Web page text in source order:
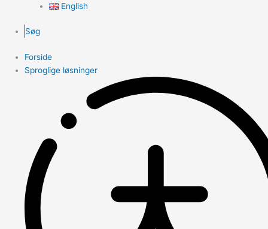
English
Søg
Forside
Sproglige løsninger